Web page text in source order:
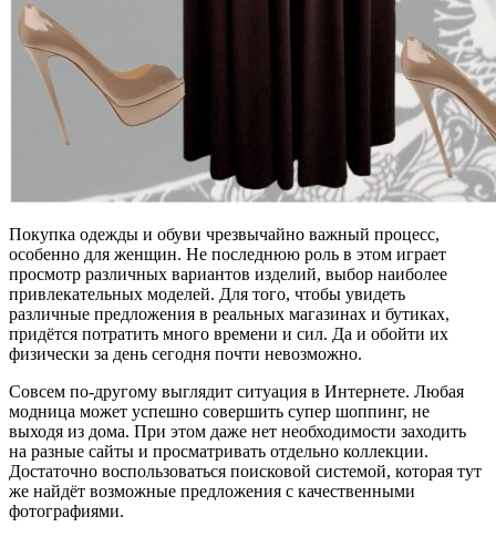
Покупка одежды и обуви чрезвычайно важный процесс,
особенно для женщин. Не последнюю роль в этом играет
просмотр различных вариантов изделий, выбор наиболее
привлекательных моделей. Для того, чтобы увидеть
различные предложения в реальных магазинах и бутиках,
придётся потратить много времени и сил. Да и обойти их
физически за день сегодня почти невозможно.
Совсем по-другому выглядит ситуация в Интернете. Любая
модница может успешно совершить супер шоппинг, не
выходя из дома. При этом даже нет необходимости заходить
на разные сайты и просматривать отдельно коллекции.
Достаточно воспользоваться поисковой системой, которая тут
же найдёт возможные предложения с качественными
фотографиями.